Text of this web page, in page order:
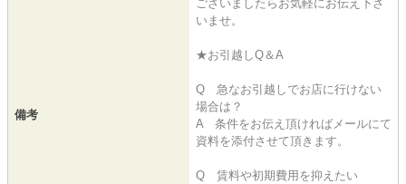
備考
ございましたらお気軽にお伝え下さ
いませ。
★お引越しQ＆A
Q 急なお引越しでお店に行けない
場合は？
A 条件をお伝え頂ければメールにて
資料を添付させて頂きます。
Q 賃料や初期費用を抑えたい